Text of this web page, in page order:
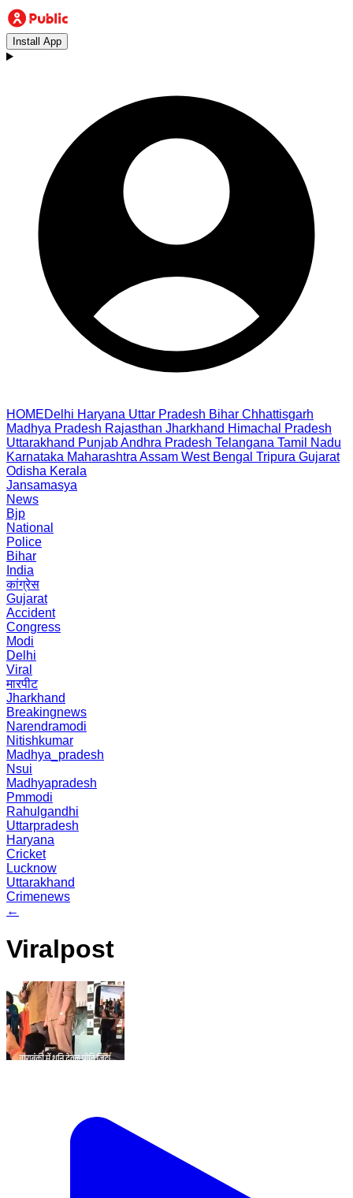
Install App
HOMEDelhi Haryana Uttar Pradesh Bihar Chhattisgarh
Madhya Pradesh Rajasthan Jharkhand Himachal Pradesh
Uttarakhand PunjabAndhra Pradesh Telangana Tamil Nadu
Karnataka Maharashtra Assam West Bengal Tripura Gujarat
Odisha Kerala
Jansamasya
News
Bjp
National
Police
Bihar
India
कांग्रेस
Gujarat
Accident
Congress
Modi
Delhi
Viral
मारपीट
Jharkhand
Breakingnews
Narendramodi
Nitishkumar
Madhya_pradesh
Nsui
Madhyapradesh
Pmmodi
Rahulgandhi
Uttarpradesh
Haryana
Cricket
Lucknow
Uttarakhand
Crimenews
←
Viralpost